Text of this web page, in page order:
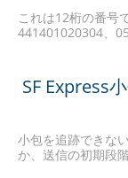
これは12桁の番号
441401020304、
SF Express
小包を追跡できな
か、送信の初期段